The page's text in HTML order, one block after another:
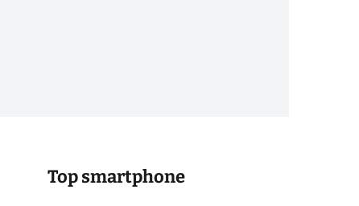
Top smartphone